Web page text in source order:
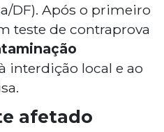
DF). Após o primeiro
teste de contraprova
interdição local e ao
afetado